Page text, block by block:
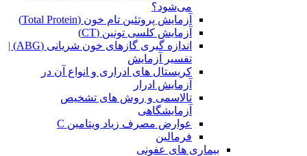
می‌شود؟
آزمایش پروتئین تام خون (Total Protein)
آزمایش کلسی تونین (CT)
اندازه گیری گازهای خون شریانی (ABG) |
تفسیر آزمایش
کریستال ‌های ادراری و انواع آن در
آزمایش ادرار
تالاسمی و روش های تشخیص
آزمایشگاهی
عوارض مصرف زیاد ویتامین C
فرمالین
بیماری های عفونی